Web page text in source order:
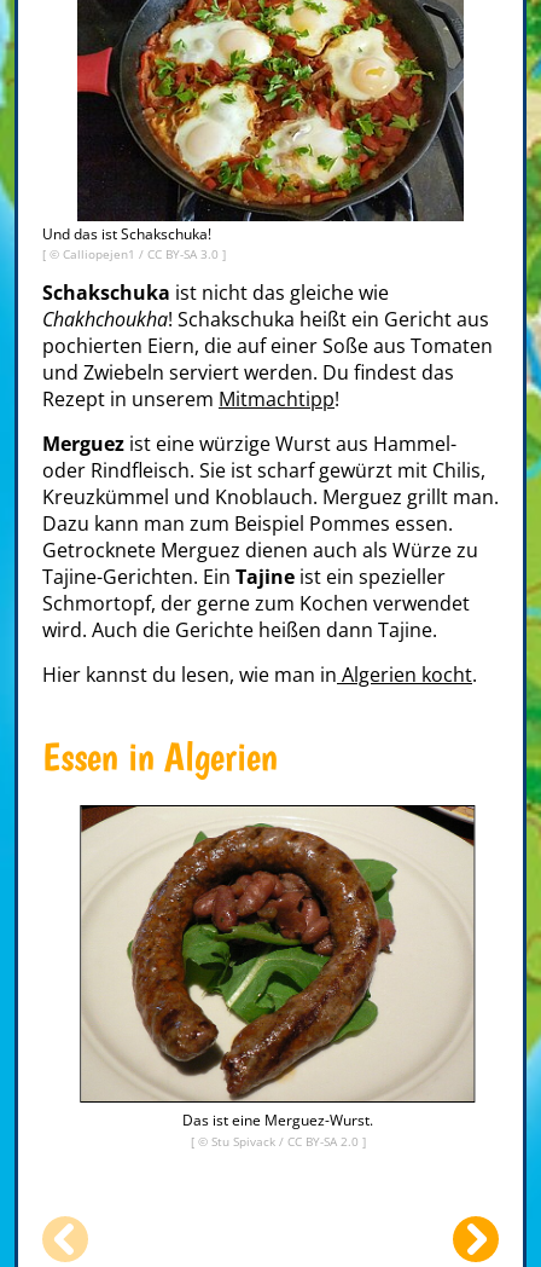
Und das ist Schakschuka!
[ © Calliopejen1 / CC BY-SA 3.0 ]
Schakschuka ist nicht das gleiche wie
Chakhchoukha! Schakschuka heißt ein Gericht aus
pochierten Eiern, die auf einer Soße aus Tomaten
und Zwiebeln serviert werden. Du findest das
Rezept in unserem Mitmachtipp!
Merguez ist eine würzige Wurst aus Hammel-
oder Rindfleisch. Sie ist scharf gewürzt mit Chilis,
Kreuzkümmel und Knoblauch. Merguez grillt man.
Dazu kann man zum Beispiel Pommes essen.
Getrocknete Merguez dienen auch als Würze zu
Tajine-Gerichten. Ein Tajine ist ein spezieller
Schmortopf, der gerne zum Kochen verwendet
wird. Auch die Gerichte heißen dann Tajine.
Hier kannst du lesen, wie man in Algerien kocht.
Essen in Algerien
Das ist eine Merguez-Wurst.
[ © Stu Spivack / CC BY-SA 2.0 ]